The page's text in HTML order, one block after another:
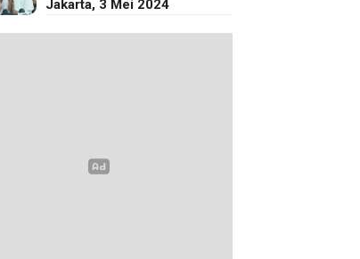
Jakarta, 3 Mei 2024